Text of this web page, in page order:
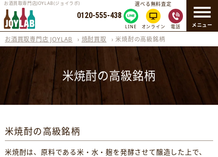
メニュー
お酒買取専門店JOYLAB(ジョイラボ)
0120-555-438
選べる無料査定
LINE オンライン 電話
お酒買取専門店 JOYLAB › 焼酎買取 ›米焼酎の高級銘柄
米焼酎の高級銘柄
米焼酎の高級銘柄
米焼酎は、原料である米・水・麹を発酵させて醸造した上で、